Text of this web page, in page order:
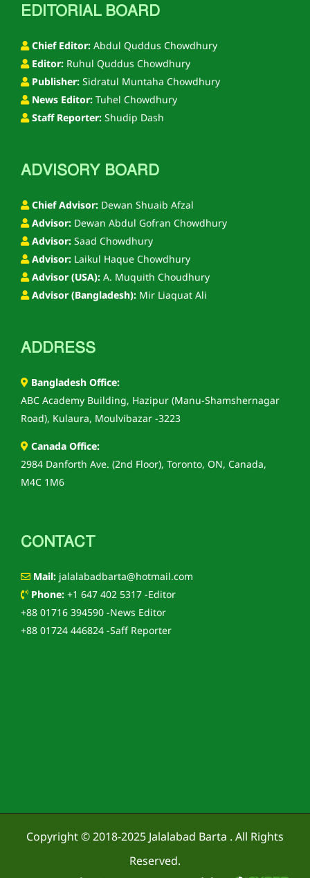
EDITORIAL BOARD
Chief Editor: Abdul Quddus Chowdhury
Editor: Ruhul Quddus Chowdhury
Publisher: Sidratul Muntaha Chowdhury
News Editor: Tuhel Chowdhury
Staff Reporter: Shudip Dash
ADVISORY BOARD
Chief Advisor: Dewan Shuaib Afzal
Advisor: Dewan Abdul Gofran Chowdhury
Advisor: Saad Chowdhury
Advisor: Laikul Haque Chowdhury
Advisor (USA): A. Muquith Choudhury
Advisor (Bangladesh): Mir Liaquat Ali
ADDRESS
Bangladesh Office:
ABC Academy Building, Hazipur (Manu-Shamshernagar
Road), Kulaura, Moulvibazar -3223
Canada Office:
2984 Danforth Ave. (2nd Floor), Toronto, ON, Canada,
M4C 1M6
CONTACT
Mail: jalalabadbarta@hotmail.com
Phone: +1 647 402 5317 -Editor
+88 01716 394590 -News Editor
+88 01724 446824 -Saff Reporter
Copyright © 2018-2025Jalalabad Barta . All Rights
Reserved.